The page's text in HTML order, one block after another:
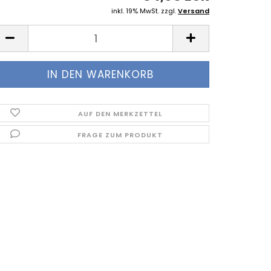
inkl. 19% MwSt. zzgl.Versand
AUF DEN MERKZETTEL
FRAGE ZUM PRODUKT